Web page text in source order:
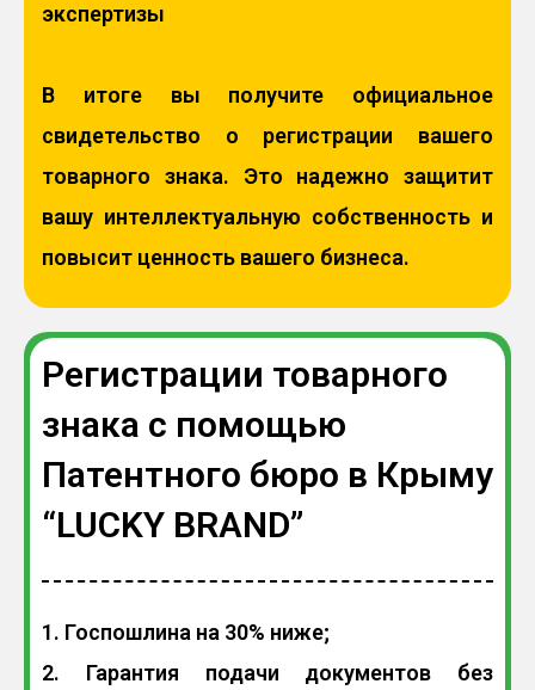
экспертизы
В итоге вы получите официальное
свидетельство о регистрации вашего
товарного знака. Это надежно защитит
вашу интеллектуальную собственность и
повысит ценность вашего бизнеса.
Регистрации товарного
знака с помощью
Патентного бюро в Крыму
“LUCKY BRAND”
1. Госпошлина на 30% ниже;
2. Гарантия подачи документов без